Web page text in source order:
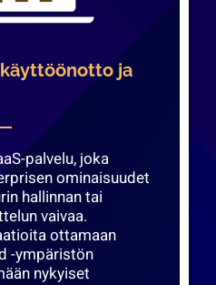
ja
palvelu, joka
ominaisuudet
hallinnan tai
vaivaa.
ottamaan
-ympäristön
nykyiset